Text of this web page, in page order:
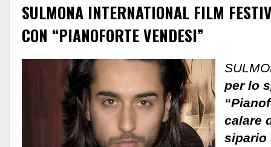
SULMONA INTERNATIONAL FILM
CON “PIANOFORTE VENDESI”
per lo
calare
sipario